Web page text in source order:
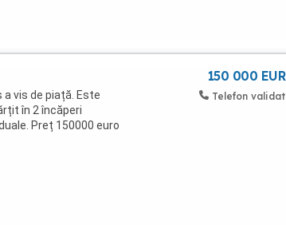
vis de piață. Este
în 2 încăperi
Preț 150000 euro
150 000 EUR
Telefon validat